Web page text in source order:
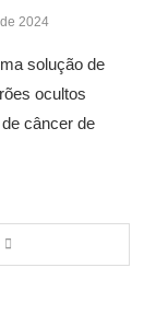
2024
solução de
ocultos
câncer de